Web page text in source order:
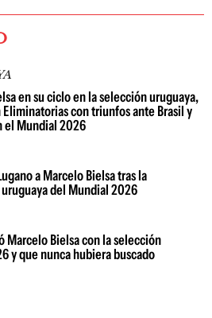
en su ciclo en la selección uruguaya,
con triunfos ante Brasil y
el Mundial 2026
a Marcelo Bielsa tras la
del Mundial 2026
Marcelo Bielsa con la selección
y que nunca hubiera buscado